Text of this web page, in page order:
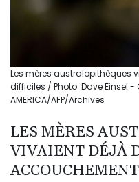
Les mères australopithèques
difficiles / Photo: Dave Einsel -
AMERICA/AFP/Archives
LES MÈRES
VIVAIENT DÉJÀ